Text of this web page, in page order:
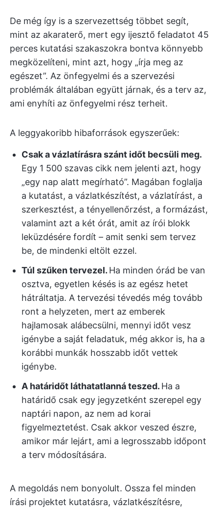
De még így is a szervezettség többet segít,
mint az akaraterő, mert egy ijesztő feladatot 45
perces kutatási szakaszokra bontva könnyebb
megközelíteni, mint azt, hogy „írja meg az
egészet”. Az önfegyelmi és a szervezési
problémák általában együtt járnak, és a terv az,
ami enyhíti az önfegyelmi rész terheit.
A leggyakoribb hibaforrások egyszerűek:
Csak a vázlatírásra szánt időt becsüli meg.
Egy 1 500 szavas cikk nem jelenti azt, hogy
„egy nap alatt megírható”. Magában foglalja
a kutatást, a vázlatkészítést, a vázlatírást, a
szerkesztést, a tényellenőrzést, a formázást,
valamint azt a két órát, amit az írói blokk
leküzdésére fordít – amit senki sem tervez
be, de mindenki eltölt ezzel.
Túl szűken tervezel. Ha minden órád be van
osztva, egyetlen késés is az egész hetet
hátráltatja. A tervezési tévedés még tovább
ront a helyzeten, mert az emberek
hajlamosak alábecsülni, mennyi időt vesz
igénybe a saját feladatuk, még akkor is, ha a
korábbi munkák hosszabb időt vettek
igénybe.
A határidőt láthatatlanná teszed. Ha a
határidő csak egy jegyzetként szerepel egy
naptári napon, az nem ad korai
figyelmeztetést. Csak akkor veszed észre,
amikor már lejárt, ami a legrosszabb időpont
a terv módosítására.
A megoldás nem bonyolult. Ossza fel minden
írási projektet kutatásra, vázlatkészítésre,